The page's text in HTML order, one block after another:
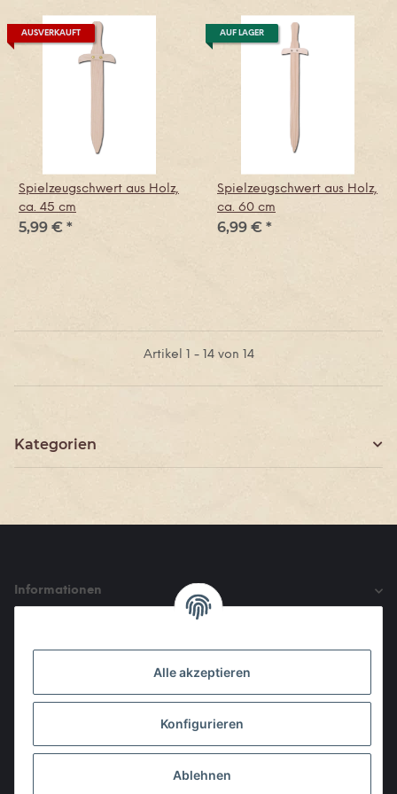
AUSVERKAUFT
Spielzeugschwert aus Holz,
ca. 45 cm
5,99 € *
AUF LAGER
Spielzeugschwert aus Holz,
ca. 60 cm
6,99 € *
Artikel 1 - 14 von 14
Kategorien
Informationen
Alle akzeptieren
Konfigurieren
Ablehnen